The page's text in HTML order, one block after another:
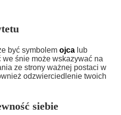
być symbolem ojca lub
we śnie może wskazywać na
ze strony ważnej postaci w
odzwierciedlenie twoich
siebie